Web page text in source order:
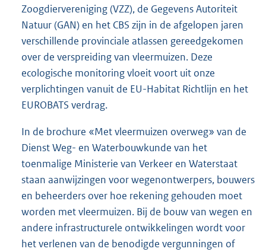
Zoogdiervereniging (VZZ), de Gegevens Autoriteit
Natuur (GAN) en het CBS zijn in de afgelopen jaren
verschillende provinciale atlassen gereedgekomen
over de verspreiding van vleermuizen. Deze
ecologische monitoring vloeit voort uit onze
verplichtingen vanuit de EU-Habitat Richtlijn en het
EUROBATS verdrag.
In de brochure «Met vleermuizen overweg» van de
Dienst Weg- en Waterbouwkunde van het
toenmalige Ministerie van Verkeer en Waterstaat
staan aanwijzingen voor wegenontwerpers, bouwers
en beheerders over hoe rekening gehouden moet
worden met vleermuizen. Bij de bouw van wegen en
andere infrastructurele ontwikkelingen wordt voor
het verlenen van de benodigde vergunningen of